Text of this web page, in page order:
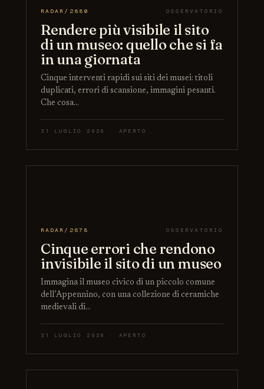
RADAR/2680 OSSERVATORIO
Rendere più visibile il sito
di un museo: quello che si fa
in una giornata
Cinque interventi rapidi sui siti dei musei: titoli
duplicati, errori di scansione, immagini pesanti.
Che cosa…
31 LUGLIO 2026 · APERTO
RADAR/2678 OSSERVATORIO
Cinque errori che rendono
invisibile il sito di un museo
Immagina il museo civico di un piccolo comune
dell’Appennino, con una collezione di ceramiche
medievali di…
31 LUGLIO 2026 · APERTO